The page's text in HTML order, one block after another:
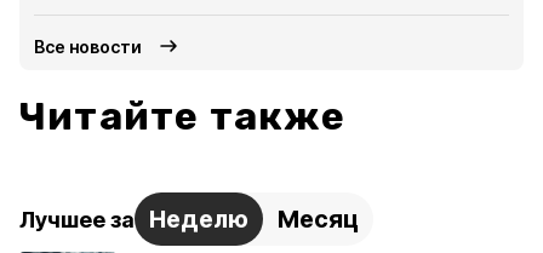
Все новости
Читайте также
Лучшее за Неделю Месяц